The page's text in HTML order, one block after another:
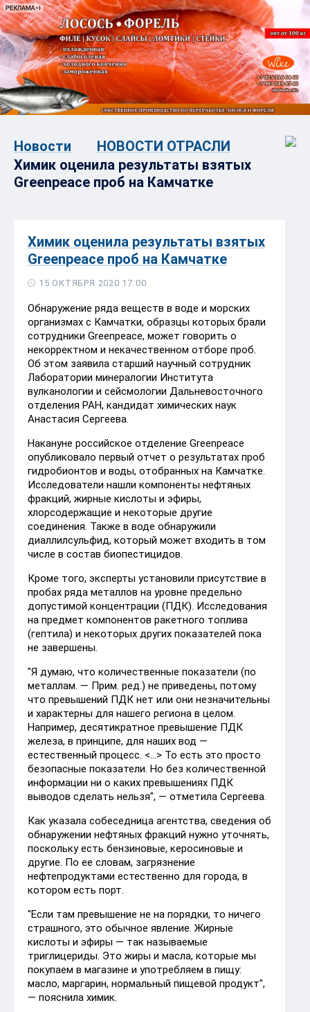
Новости
НОВОСТИ ОТРАСЛИ
Химик оценила результаты взятых
Greenpeace проб на Камчатке
Химик оценила результаты взятых
Greenpeace проб на Камчатке
15 ОКТЯБРЯ 2020 17:00
Обнаружение ряда веществ в воде и морских
организмах с Камчатки, образцы которых брали
сотрудники Greenpeace, может говорить о
некорректном и некачественном отборе проб.
Об этом заявила старший научный сотрудник
Лаборатории минералогии Института
вулканологии и сейсмологии Дальневосточного
отделения РАН, кандидат химических наук
Анастасия Сергеева.
Накануне российское отделение Greenpeace
опубликовало первый отчет о результатах проб
гидробионтов и воды, отобранных на Камчатке.
Исследователи нашли компоненты нефтяных
фракций, жирные кислоты и эфиры,
хлорсодержащие и некоторые другие
соединения. Также в воде обнаружили
диаллилсульфид, который может входить в том
числе в состав биопестицидов.
Кроме того, эксперты установили присутствие в
пробах ряда металлов на уровне предельно
допустимой концентрации (ПДК). Исследования
на предмет компонентов ракетного топлива
(гептила) и некоторых других показателей пока
не завершены.
"Я думаю, что количественные показатели (по
металлам. — Прим. ред.) не приведены, потому
что превышений ПДК нет или они незначительны
и характерны для нашего региона в целом.
Например, десятикратное превышение ПДК
железа, в принципе, для наших вод —
естественный процесс. <...> То есть это просто
безопасные показатели. Но без количественной
информации ни о каких превышениях ПДК
выводов сделать нельзя", — отметила Сергеева.
Как указала собеседница агентства, сведения об
обнаружении нефтяных фракций нужно уточнять,
поскольку есть бензиновые, керосиновые и
другие. По ее словам, загрязнение
нефтепродуктами естественно для города, в
котором есть порт.
"Если там превышение не на порядки, то ничего
страшного, это обычное явление. Жирные
кислоты и эфиры — так называемые
триглицериды. Это жиры и масла, которые мы
покупаем в магазине и употребляем в пищу:
масло, маргарин, нормальный пищевой продукт",
— пояснила химик.